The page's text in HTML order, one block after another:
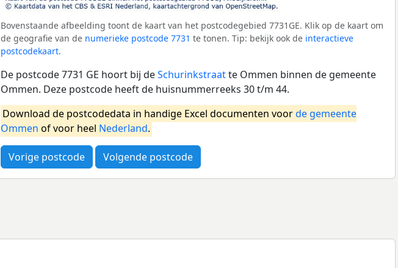
Bovenstaande afbeelding toont de kaart van het postcodegebied 7731GE. Klik op de kaart om
de geografie van de numerieke postcode 7731 te tonen. Tip: bekijk ook de interactieve
postcodekaart.
De postcode 7731 GE hoort bij deSchurinkstraatte Ommen binnen de gemeente
Ommen. Deze postcode heeft de huisnummerreeks 30 t/m 44.
Download de postcodedata in handige Excel documenten voorde gemeente
Ommen of voor heel Nederland.
Vorige postcode Volgende postcode